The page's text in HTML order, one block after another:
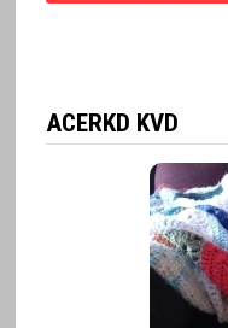
ACERKD KVD